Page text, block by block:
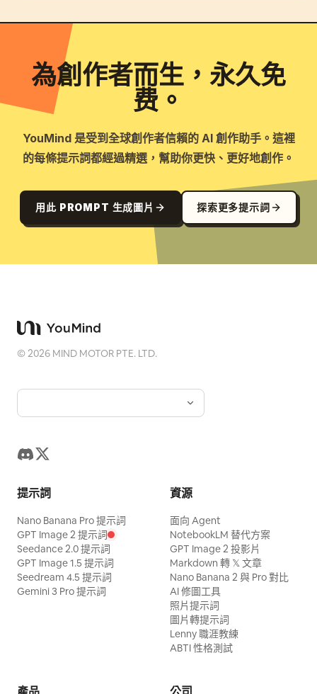
為創作者而生，永久免
费。
YouMind 是受到全球創作者信賴的 AI 創作助手。這裡
的每條提示詞都經過精選，幫助你更快、更好地創作。
用此 PROMPT 生成圖片 探索更多提示詞
©2026 MIND MOTOR PTE. LTD.
提示詞
Nano Banana Pro 提示詞
GPT Image 2 提示詞
Seedance 2.0 提示詞
GPT Image 1.5 提示詞
Seedream 4.5 提示詞
Gemini 3 Pro 提示詞
資源
面向 Agent
NotebookLM 替代方案
GPT Image 2 投影片
Markdown 轉 𝕏 文章
Nano Banana 2 與 Pro 對比
AI 修圖工具
照片提示詞
圖片轉提示詞
Lenny 職涯教練
ABTI 性格測試